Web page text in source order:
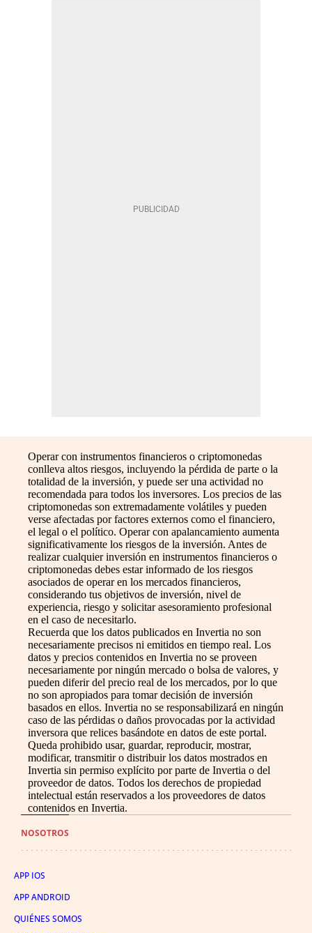
Operar con instrumentos financieros o criptomonedas
conlleva altos riesgos, incluyendo la pérdida de parte o la
totalidad de la inversión, y puede ser una actividad no
recomendada para todos los inversores. Los precios de las
criptomonedas son extremadamente volátiles y pueden
verse afectadas por factores externos como el financiero,
el legal o el político. Operar con apalancamiento aumenta
significativamente los riesgos de la inversión. Antes de
realizar cualquier inversión en instrumentos financieros o
criptomonedas debes estar informado de los riesgos
asociados de operar en los mercados financieros,
considerando tus objetivos de inversión, nivel de
experiencia, riesgo y solicitar asesoramiento profesional
en el caso de necesitarlo.
Recuerda que los datos publicados en Invertia no son
necesariamente precisos ni emitidos en tiempo real. Los
datos y precios contenidos en Invertia no se proveen
necesariamente por ningún mercado o bolsa de valores, y
pueden diferir del precio real de los mercados, por lo que
no son apropiados para tomar decisión de inversión
basados en ellos. Invertia no se responsabilizará en ningún
caso de las pérdidas o daños provocadas por la actividad
inversora que relices basándote en datos de este portal.
Queda prohibido usar, guardar, reproducir, mostrar,
modificar, transmitir o distribuir los datos mostrados en
Invertia sin permiso explícito por parte de Invertia o del
proveedor de datos. Todos los derechos de propiedad
intelectual están reservados a los proveedores de datos
contenidos en Invertia.
NOSOTROS
APP IOS
APP ANDROID
QUIÉNES SOMOS